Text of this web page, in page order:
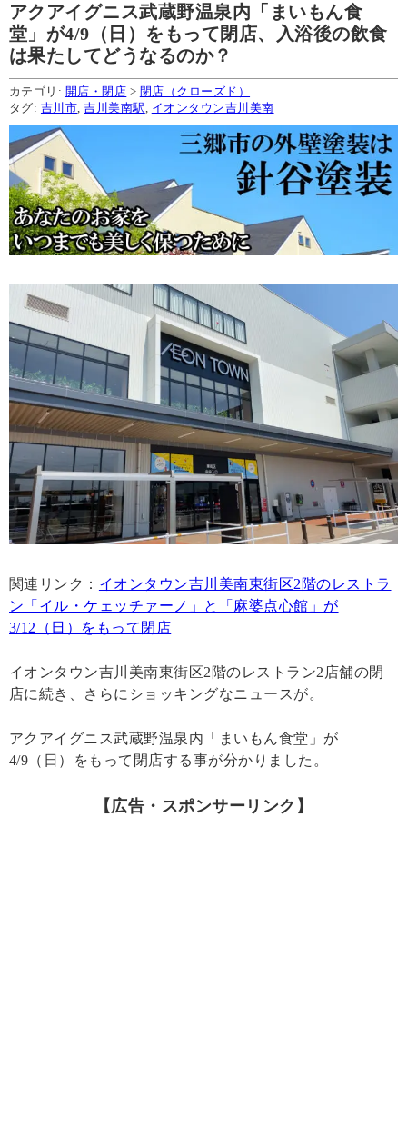
アクアイグニス武蔵野温泉内「まいもん食
堂」が4/9（日）をもって閉店、入浴後の飲食
は果たしてどうなるのか？
カテゴリ: 開店・閉店 > 閉店（クローズド）
タグ: 吉川市,吉川美南駅, イオンタウン吉川美南
関連リンク： イオンタウン吉川美南東街区2階のレストラ
ン「イル・ケェッチァーノ」と「麻婆点心館」が
3/12（日）をもって閉店
イオンタウン吉川美南東街区2階のレストラン2店舗の閉
店に続き、さらにショッキングなニュースが。
アクアイグニス武蔵野温泉内「まいもん食堂」が
4/9（日）をもって閉店する事が分かりました。
【広告・スポンサーリンク】